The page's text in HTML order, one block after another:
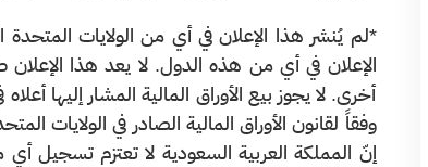
*لم يُنشر هذا الإعلان في أي من الولايات المتحدة
الإعلان في أي من هذه الدول. لا يعد هذا الإعلان
أخرى. لا يجوز بيع الأوراق المالية المشار إليها
إنّ المملكة العربية السعودية لا تعتزم تسجيل أي